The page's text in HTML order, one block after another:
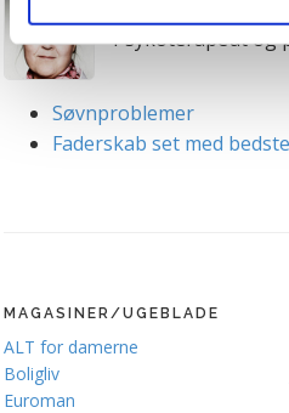
Du skal være opmærksom på,
muligvis ikke fungerer
mere om vores brug af
personoplysninger i
Psykoterapeut og
Søvnproblemer
Faderskab set med
MAGASINER/UGEBLADE
ALT for damerne
Boligliv
Euroman